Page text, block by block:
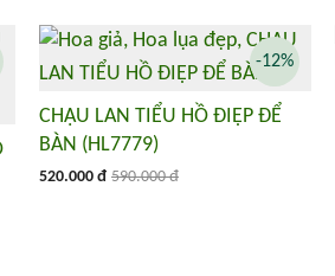
CHẬU LAN TIỂU HỒ ĐIỆP ĐỂ
BÀN (HL7779)
520.000 đ 590.000 đ
-12%